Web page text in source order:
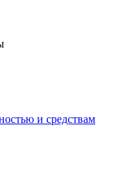
и средствам